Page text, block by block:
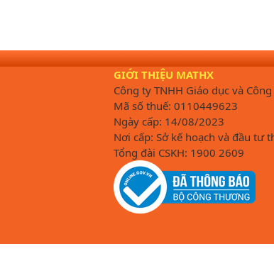
GIỚI THIỆU MATHX
Công ty TNHH Giáo dục và Công
Mã số thuế: 0110449623
Ngày cấp: 14/08/2023
Nơi cấp: Sở kế hoạch và đầu tư
Tổng đài CSKH: 1900 2609